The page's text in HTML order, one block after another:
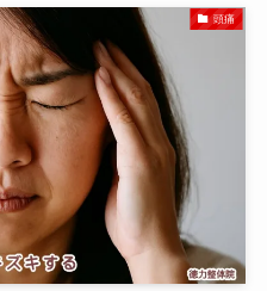
頭痛